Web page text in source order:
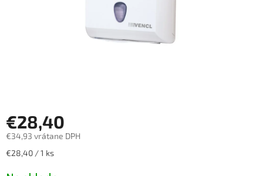
€28,40
€34,93 vrátane DPH
Jednotková
€28,40 / 1 ks